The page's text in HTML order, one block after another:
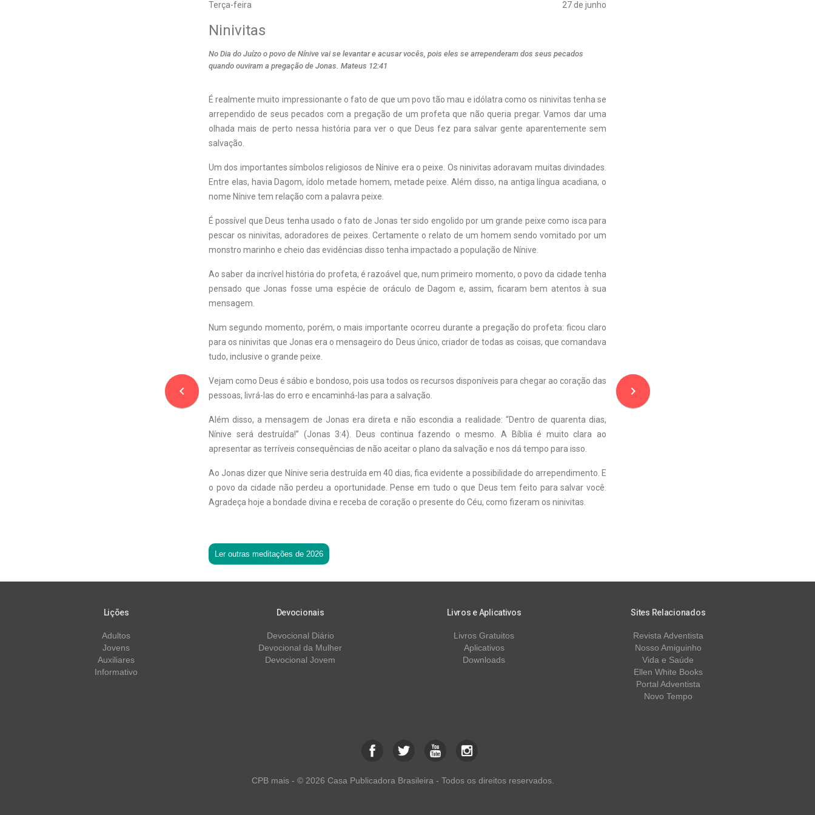
Terça-feira 27 de junho
navigate_before
Ninivitas
No Dia do Juízo o povo de Nínive vai se levantar e acusar vocês, pois eles se arrependeram dos seus pecados
quando ouviram a pregação de Jonas. Mateus 12:41
É realmente muito impressionante o fato de que um povo tão mau e idólatra como os ninivitas tenha se
arrependido de seus pecados com a pregação de um profeta que não queria pregar. Vamos dar uma
olhada mais de perto nessa história para ver o que Deus fez para salvar gente aparentemente sem
salvação.
Um dos importantes símbolos religiosos de Nínive era o peixe. Os ninivitas adoravam muitas divindades.
Entre elas, havia Dagom, ídolo metade homem, metade peixe. Além disso, na antiga língua acadiana, o
nome Nínive tem relação com a palavra peixe.
É possível que Deus tenha usado o fato de Jonas ter sido engolido por um grande peixe como isca para
pescar os ninivitas, adoradores de peixes. Certamente o relato de um homem sendo vomitado por um
monstro marinho e cheio das evidências disso tenha impactado a população de Nínive.
Ao saber da incrível história do profeta, é razoável que, num primeiro momento, o povo da cidade tenha
pensado que Jonas fosse uma espécie de oráculo de Dagom e, assim, ficaram bem atentos à sua
mensagem.
Num segundo momento, porém, o mais importante ocorreu durante a pregação do profeta: ficou claro
para os ninivitas que Jonas era o mensageiro do Deus único, criador de todas as coisas, que comandava
tudo, inclusive o grande peixe.
Vejam como Deus é sábio e bondoso, pois usa todos os recursos disponíveis para chegar ao coração das
pessoas, livrá-las do erro e encaminhá-las para a salvação.
Além disso, a mensagem de Jonas era direta e não escondia a realidade: “Dentro de quarenta dias,
Nínive será destruída!” (Jonas 3:4). Deus continua fazendo o mesmo. A Bíblia é muito clara ao
apresentar as terríveis consequências de não aceitar o plano da salvação e nos dá tempo para isso.
Ao Jonas dizer que Nínive seria destruída em 40 dias, fica evidente a possibilidade do arrependimento. E
o povo da cidade não perdeu a oportunidade. Pense em tudo o que Deus tem feito para salvar você.
Agradeça hoje a bondade divina e receba de coração o presente do Céu, como fizeram os ninivitas.
Ler outras meditações de 2026
navigate_next
Lições
Adultos
Jovens
Auxiliares
Informativo
Devocionais
Devocional Diário
Devocional da Mulher
Devocional Jovem
Livros e Aplicativos
Livros Gratuitos
Aplicativos
Downloads
Sites Relacionados
Revista Adventista
Nosso Amiguinho
Vida e Saúde
Ellen White Books
Portal Adventista
Novo Tempo
CPB mais - © 2026 Casa Publicadora Brasileira - Todos os direitos reservados.